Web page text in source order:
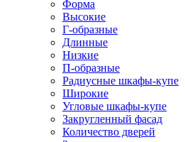
Форма
Высокие
Г-образные
Длинные
Низкие
П-образные
Радиусные шкафы-купе
Широкие
Угловые шкафы-купе
Закругленный фасад
Количество дверей